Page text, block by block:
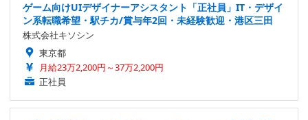
ゲーム向けUIデザイナーアシスタント「正社員」IT・デザイ
ン系転職希望・駅チカ/賞与年2回・未経験歓迎・港区三田
株式会社キソシン
東京都
月給23万2,200円～37万2,200円
正社員